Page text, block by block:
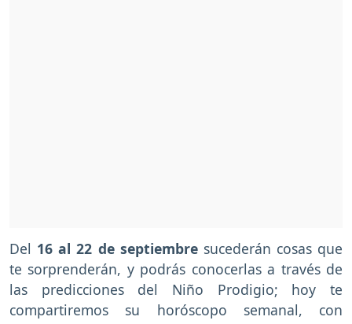
Del 16 al 22 de septiembre sucederán cosas que
te sorprenderán, y podrás conocerlas a través de
las predicciones del Niño Prodigio; hoy te
compartiremos su horóscopo semanal, con